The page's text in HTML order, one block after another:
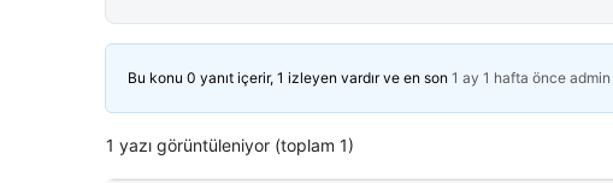
Bu konu 0 yanıt içerir, 1 izleyen vardır ve en son 1 ay 1 hafta önce admin
1 yazı görüntüleniyor (toplam 1)